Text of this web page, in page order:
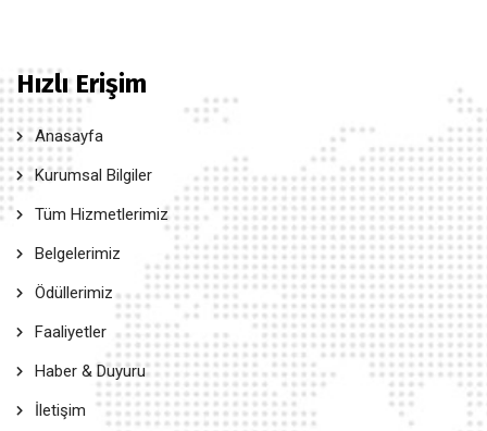
Hızlı Erişim
Anasayfa
Kurumsal Bilgiler
Tüm Hizmetlerimiz
Belgelerimiz
Ödüllerimiz
Faaliyetler
Haber & Duyuru
İletişim